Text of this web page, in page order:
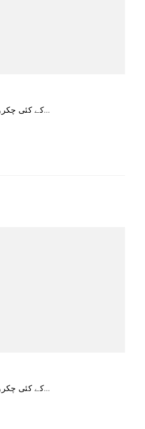
کے کئی چکروں کے بعد برطرفیٹویٹر کا عملہ تقریباً 7,500 ملازمین سے کم ہو کر اس سے بھی کم ہو…
کے کئی چکروں کے بعد برطرفیٹویٹر کا عملہ تقریباً 7,500 ملازمین سے کم ہو کر اس سے بھی کم ہو…